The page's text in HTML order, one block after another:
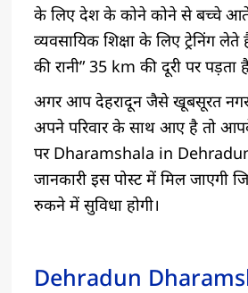
के लिए देश के कोने कोने से बच्चे
व्यवसायिक शिक्षा के लिए ट्रेनिंग लेते
की रानी” 35 km की दूरी पर पड़ता
अगर आप देहरादून जैसे खूबसूरत
अपने परिवार के साथ आए है तो
पर Dharamshala in Dehradun
जानकारी इस पोस्ट में मिल जाएगी
रुकने में सुविधा होगी।
Dehradun